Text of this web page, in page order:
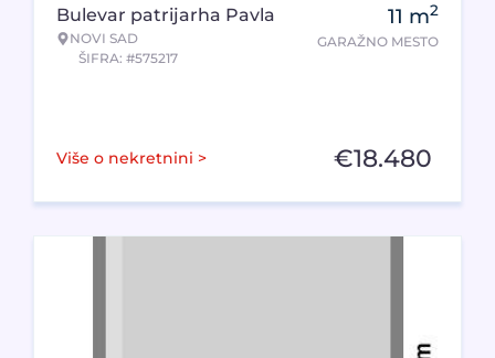
Bulevar patrijarha Pavla
NOVI SAD
ŠIFRA: #575217
11 m2
GARAŽNO MESTO
Više o nekretnini > €18.480